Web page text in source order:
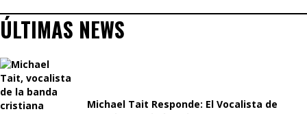
ÚLTIMAS NEWS
Michael Tait Responde: El Vocalista de